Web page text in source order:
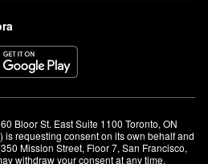
Bloor St. East Suite 1100 Toronto, ON
is requesting consent on its own behalf and
Mission Street, Floor 7, San Francisco,
withdraw your consent at any time.